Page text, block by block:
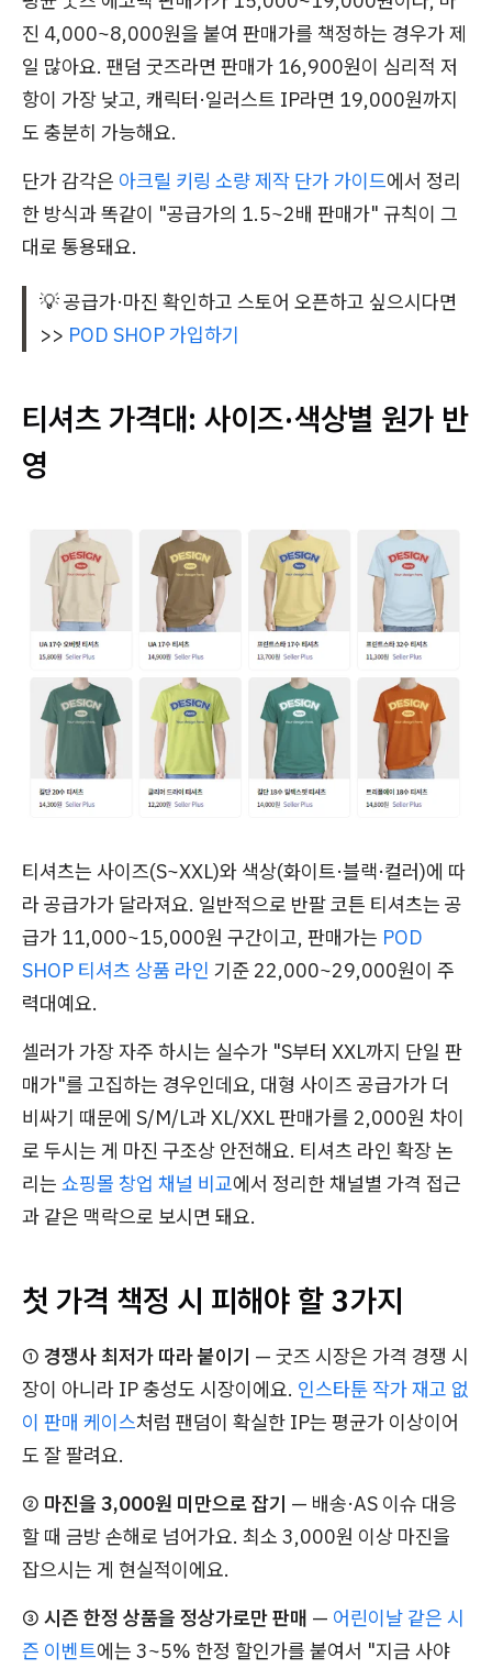
진 4,000~8,000원을 붙여 판매가를 책정하는 경우가 제
일 많아요. 팬덤 굿즈라면 판매가 16,900원이 심리적 저
항이 가장 낮고, 캐릭터·일러스트 IP라면 19,000원까지
도 충분히 가능해요.
단가 감각은 아크릴 키링 소량 제작 단가 가이드에서 정리
한 방식과 똑같이 "공급가의 1.5~2배 판매가" 규칙이 그
대로 통용돼요.
💡 공급가·마진 확인하고 스토어 오픈하고 싶으시다면
>> POD SHOP 가입하기
티셔츠 가격대: 사이즈·색상별 원가 반
영
티셔츠는 사이즈(S~XXL)와 색상(화이트·블랙·컬러)에 따
라 공급가가 달라져요. 일반적으로 반팔 코튼 티셔츠는 공
급가 11,000~15,000원 구간이고, 판매가는 POD
SHOP 티셔츠 상품 라인 기준 22,000~29,000원이 주
력대예요.
셀러가 가장 자주 하시는 실수가 "S부터 XXL까지 단일 판
매가"를 고집하는 경우인데요, 대형 사이즈 공급가가 더
비싸기 때문에 S/M/L과 XL/XXL 판매가를 2,000원 차이
로 두시는 게 마진 구조상 안전해요. 티셔츠 라인 확장 논
리는 쇼핑몰 창업 채널 비교에서 정리한 채널별 가격 접근
과 같은 맥락으로 보시면 돼요.
첫 가격 책정 시 피해야 할 3가지
① 경쟁사 최저가 따라 붙이기 — 굿즈 시장은 가격 경쟁 시
장이 아니라 IP 충성도 시장이에요. 인스타툰 작가 재고 없
이 판매 케이스처럼 팬덤이 확실한 IP는 평균가 이상이어
도 잘 팔려요.
② 마진을 3,000원 미만으로 잡기 — 배송·AS 이슈 대응
할 때 금방 손해로 넘어가요. 최소 3,000원 이상 마진을
잡으시는 게 현실적이에요.
③ 시즌 한정 상품을 정상가로만 판매 — 어린이날 같은 시
즌 이벤트에는 3~5% 한정 할인가를 붙여서 "지금 사야